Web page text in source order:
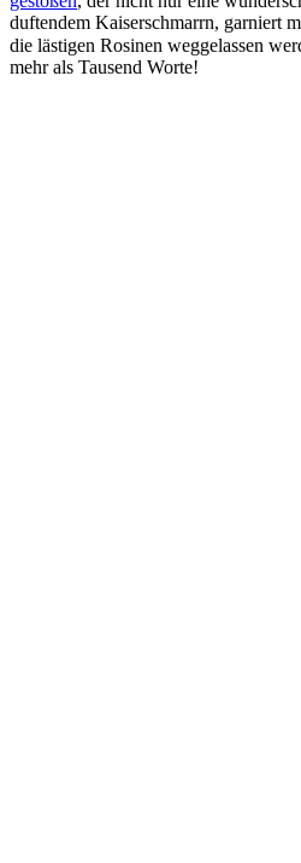
duftendem Kaiserschmarrn, garniert
die lästigen Rosinen weggelassen
mehr als Tausend Worte!